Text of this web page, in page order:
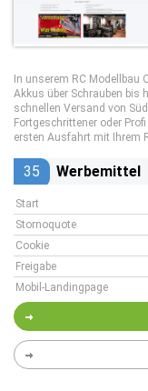
In unserem RC Modellbau
Akkus über Schrauben bis
schnellen Versand von
Fortgeschrittener oder
ersten Ausfahrt mit Ihrem
35 Werbemittel
Start
Stornoquote
Cookie
Freigabe
Mobil-Landingpage